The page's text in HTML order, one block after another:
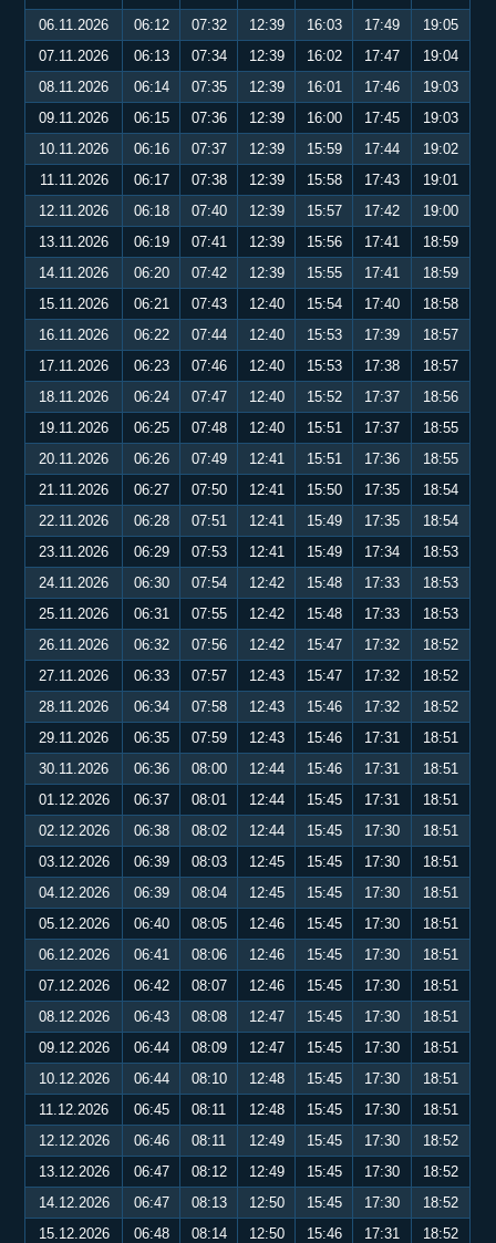
06.11.2026
06:12 07:32 12:39 16:03 17:49
19:05
07.11.2026
06:13 07:34 12:39 16:02 17:47
19:04
08.11.2026
06:14 07:35 12:39 16:01 17:46
19:03
09.11.2026
06:15 07:36 12:39 16:00 17:45
19:03
10.11.2026
06:16 07:37 12:39 15:59 17:44
19:02
11.11.2026
06:17 07:38 12:39 15:58 17:43
19:01
12.11.2026
06:18 07:40 12:39 15:57 17:42
19:00
13.11.2026
06:19 07:41 12:39 15:56 17:41
18:59
14.11.2026
06:20 07:42 12:39 15:55 17:41
18:59
15.11.2026
06:21 07:43 12:40 15:54 17:40
18:58
16.11.2026
06:22 07:44 12:40 15:53 17:39
18:57
17.11.2026
06:23 07:46 12:40 15:53 17:38
18:57
18.11.2026
06:24 07:47 12:40 15:52 17:37
18:56
19.11.2026
06:25 07:48 12:40 15:51 17:37
18:55
20.11.2026
06:26 07:49 12:41 15:51 17:36
18:55
21.11.2026
06:27 07:50 12:41 15:50 17:35
18:54
22.11.2026
06:28 07:51 12:41 15:49 17:35
18:54
23.11.2026
06:29 07:53 12:41 15:49 17:34
18:53
24.11.2026
06:30 07:54 12:42 15:48 17:33
18:53
25.11.2026
06:31 07:55 12:42 15:48 17:33
18:53
26.11.2026
06:32 07:56 12:42 15:47 17:32
18:52
27.11.2026
06:33 07:57 12:43 15:47 17:32
18:52
28.11.2026
06:34 07:58 12:43 15:46 17:32
18:52
29.11.2026
06:35 07:59 12:43 15:46 17:31
18:51
30.11.2026
06:36 08:00 12:44 15:46 17:31
18:51
01.12.2026
06:37 08:01 12:44 15:45 17:31
18:51
02.12.2026
06:38 08:02 12:44 15:45 17:30
18:51
03.12.2026
06:39 08:03 12:45 15:45 17:30
18:51
04.12.2026
06:39 08:04 12:45 15:45 17:30
18:51
05.12.2026
06:40 08:05 12:46 15:45 17:30
18:51
06.12.2026
06:41 08:06 12:46 15:45 17:30
18:51
07.12.2026
06:42 08:07 12:46 15:45 17:30
18:51
08.12.2026
06:43 08:08 12:47 15:45 17:30
18:51
09.12.2026
06:44 08:09 12:47 15:45 17:30
18:51
10.12.2026
06:44 08:10 12:48 15:45 17:30
18:51
11.12.2026
06:45 08:11 12:48 15:45 17:30
18:51
12.12.2026
06:46 08:11 12:49 15:45 17:30
18:52
13.12.2026
06:47 08:12 12:49 15:45 17:30
18:52
14.12.2026
06:47 08:13 12:50 15:45 17:30
18:52
15.12.2026
06:48 08:14 12:50 15:46 17:31
18:52